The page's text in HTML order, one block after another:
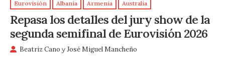
Eurovisión Albania Armenia Australia
Repasa los detalles del jury show de la
segunda semifinal de Eurovisión 2026
Beatriz Cano yJosé Miguel Mancheño